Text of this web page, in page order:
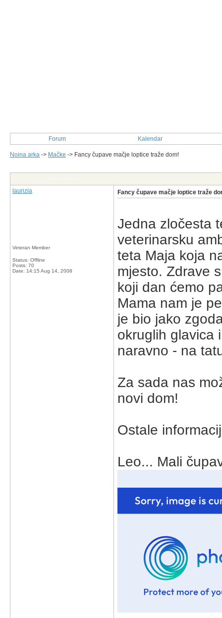
Forum Kalendar
Noina arka -> Mačke -> Fancy čupave mačje loptice traže dom!
laurizia
Veteran Member
Status: Offline
Posts: 70
Date: 14:15 Aug 14, 2008
Fancy čupave mačje loptice traže
Jedna zločesta
veterinarsku
teta Maja koja
mjesto. Zdrave
koji dan ćemo
Mama nam je
je bio jako
okruglih glavica
naravno - na
Za sada nas
novi dom!
Ostale
Leo... Mali